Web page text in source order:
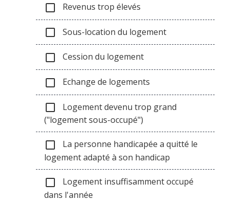
check_box_outline_blank Revenus trop élevés
check_box_outline_blank Sous-location du logement
check_box_outline_blank Cession du logement
check_box_outline_blank Echange de logements
check_box_outline_blank
Logement devenu trop grand
("logement sous-occupé")
check_box_outline_blank
La personne handicapée a quitté le
logement adapté à son handicap
check_box_outline_blank
Logement insuffisamment occupé
dans l'année